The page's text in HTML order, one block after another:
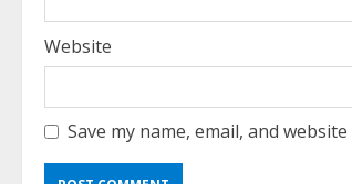
Website
Save my name, email, and